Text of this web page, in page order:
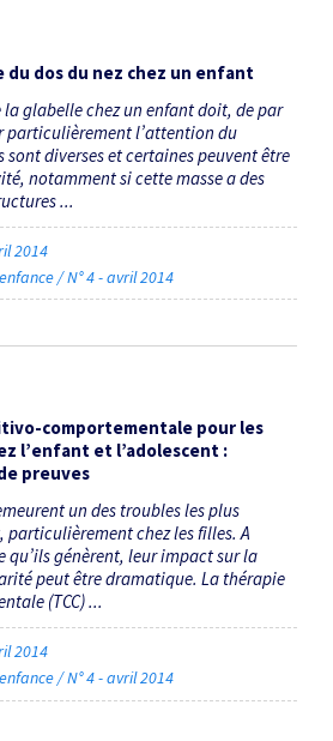
du dos du nez chez un enfant
la glabelle chez un enfant doit, de par
particulièrement l’attention du
sont diverses et certaines peuvent être
notamment si cette masse a des
...
2014
/ N° 4 - avril 2014
comportementale pour les
l’enfant et l’adolescent :
preuves
un des troubles les plus
particulièrement chez les filles. A
qu’ils génèrent, leur impact sur la
peut être dramatique. La thérapie
(TCC) ...
2014
/ N° 4 - avril 2014